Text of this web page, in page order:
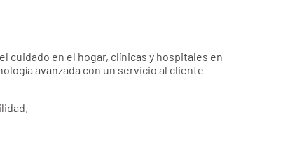
cuidado en el hogar, clínicas y hospitales en
avanzada con un servicio al cliente